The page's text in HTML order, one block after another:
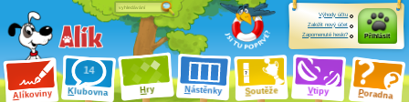
Alíkoviny Klubovna Hry Nástěnky Soutěže Vtipy Poradna
Výhody účtu
Založit nový účet
Zapomenuté heslo?
Přihlásit